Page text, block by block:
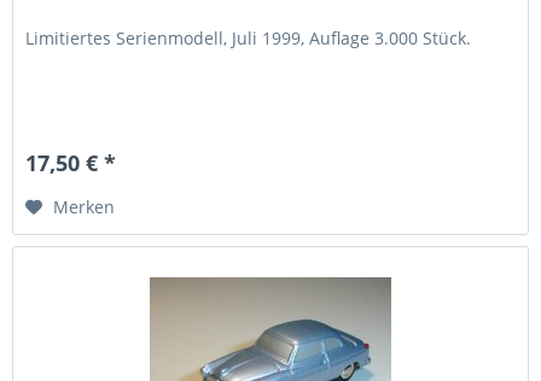
Limitiertes Serienmodell, Juli 1999, Auflage 3.000 Stück.
17,50 € *
Merken